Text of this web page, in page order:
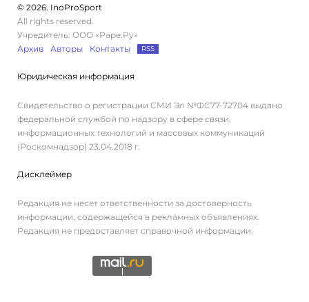
© 2026. InoProSport
All rights reserved.
Учредитель: ООО «Раре.Ру»
Архив
Авторы Контакты RSS
Юридическая информация
Свидетельство о регистрации СМИ Эл №ФС77-72704 выдано
федеральной службой по надзору в сфере связи,
информационных технологий и массовых коммуникаций
(Роскомнадзор) 23.04.2018 г.
Дисклеймер
Редакция не несет ответственности за достоверность
информации, содержащейся в рекламных объявлениях.
Редакция не предоставляет справочной информации.